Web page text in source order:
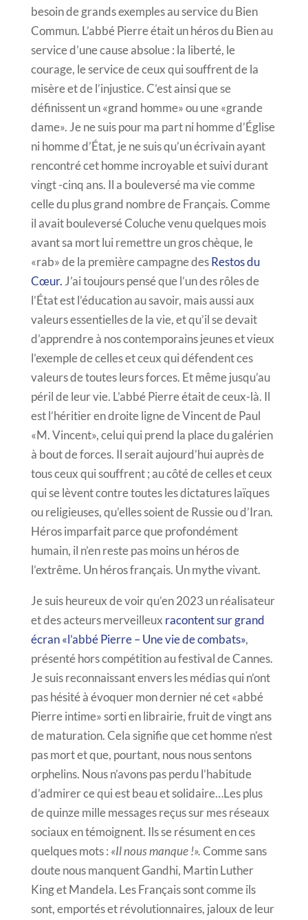
besoin de grands exemples au service du Bien
Commun. L’abbé Pierre était un héros du Bien au
service d’une cause absolue : la liberté, le
courage, le service de ceux qui souffrent de la
misère et de l’injustice. C’est ainsi que se
définissent un «grand homme» ou une «grande
dame». Je ne suis pour ma part ni homme d’Église
ni homme d’État, je ne suis qu’un écrivain ayant
rencontré cet homme incroyable et suivi durant
vingt -cinq ans. Il a bouleversé ma vie comme
celle du plus grand nombre de Français. Comme
il avait bouleversé Coluche venu quelques mois
avant sa mort lui remettre un gros chèque, le
«rab» de la première campagne desRestos du
Cœur. J’ai toujours pensé que l’un des rôles de
l’État est l’éducation au savoir, mais aussi aux
valeurs essentielles de la vie, et qu’il se devait
d’apprendre à nos contemporains jeunes et vieux
l’exemple de celles et ceux qui défendent ces
valeurs de toutes leurs forces. Et même jusqu’au
péril de leur vie. L’abbé Pierre était de ceux-là. Il
est l’héritier en droite ligne de Vincent de Paul
«M. Vincent», celui qui prend la place du galérien
à bout de forces. Il serait aujourd’hui auprès de
tous ceux qui souffrent ; au côté de celles et ceux
qui se lèvent contre toutes les dictatures laïques
ou religieuses, qu’elles soient de Russie ou d’Iran.
Héros imparfait parce que profondément
humain, il n’en reste pas moins un héros de
l’extrême. Un héros français. Un mythe vivant.
Je suis heureux de voir qu’en 2023 un réalisateur
et des acteurs merveilleux racontent sur grand
écran «l’abbé Pierre – Une vie de combats»,
présenté hors compétition au festival de Cannes.
Je suis reconnaissant envers les médias qui n’ont
pas hésité à évoquer mon dernier né cet «abbé
Pierre intime» sorti en librairie, fruit de vingt ans
de maturation. Cela signifie que cet homme n’est
pas mort et que, pourtant, nous nous sentons
orphelins. Nous n’avons pas perdu l’habitude
d’admirer ce qui est beau et solidaire…Les plus
de quinze mille messages reçus sur mes réseaux
sociaux en témoignent. Ils se résument en ces
quelques mots : «Il nous manque !».Comme sans
doute nous manquent Gandhi, Martin Luther
King et Mandela. Les Français sont comme ils
sont, emportés et révolutionnaires, jaloux de leur